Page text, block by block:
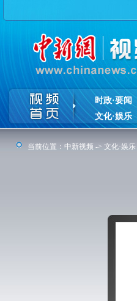
时政·要闻
文化·娱乐
当前位置： 中新视频 -> 文化·娱乐